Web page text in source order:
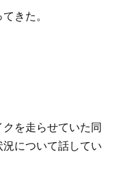
きた。
を走らせていた同
について話してい